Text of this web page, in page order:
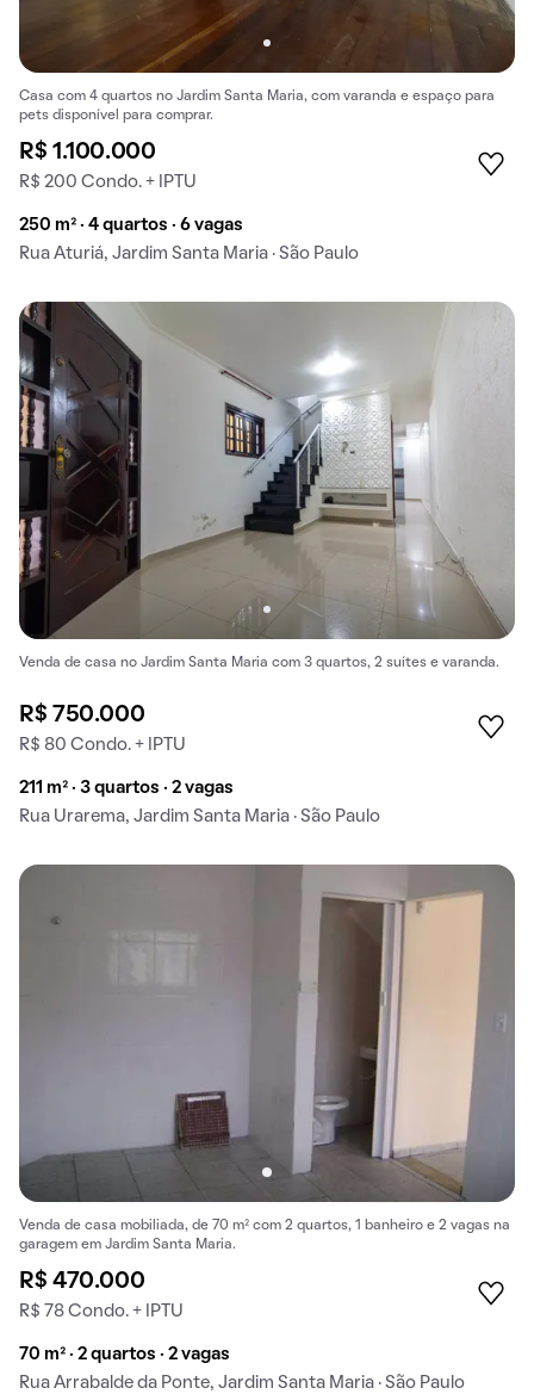
Casa com 4 quartos no Jardim Santa Maria, com varanda e espaço para
pets disponível para comprar.
R$ 1.100.000
R$ 200 Condo. + IPTU
250 m² · 4 quartos · 6 vagas
Rua Aturiá, Jardim Santa Maria · São Paulo
Venda de casa no Jardim Santa Maria com 3 quartos, 2 suítes e varanda.
R$ 750.000
R$ 80 Condo. + IPTU
211 m² · 3 quartos · 2 vagas
Rua Urarema, Jardim Santa Maria · São Paulo
Venda de casa mobiliada, de 70 m² com 2 quartos, 1 banheiro e 2 vagas na
garagem em Jardim Santa Maria.
R$ 470.000
R$ 78 Condo. + IPTU
70 m² · 2 quartos · 2 vagas
Rua Arrabalde da Ponte, Jardim Santa Maria · São Paulo